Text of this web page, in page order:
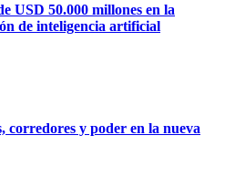
USD 50.000 millones en la
de inteligencia artificial
corredores y poder en la nueva